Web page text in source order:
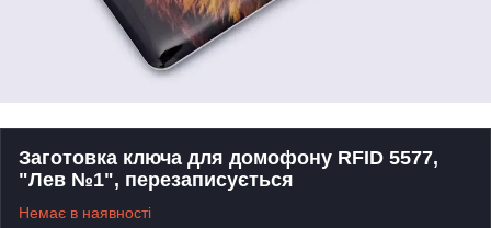
Заготовка ключа для домофону RFID 5577,
"Лев №1", перезаписується
Немає в наявності